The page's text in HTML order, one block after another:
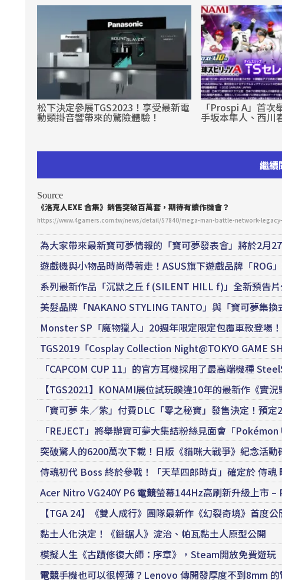
松下決定參展TGS2023！享受最新電
動頸掛音響帶來的驚險體驗！
「Prospi A」首次
手坂本隼人、西川
繼續
Source
《洛克人EXE 合集》銷售突破百萬套，期待有續作機會？
https://www.4gamers.com.tw/news/detail/57840/mega-man-battle-network-
為大家帶來最新寶可夢情報的「寶可夢發表會」將於2月
遊戲機與小物品時尚帶著走！ASUS旗下遊戲品牌「ROG
系列最新作品「沉默之丘 f (SILENT HILL f)」全新預告
美髮品牌「NAKANO STYLING TANTO」與「寶可夢集
Monster SP「魔物獵人」20週年限定限定包覆車款登場
TGS2019「Cosplay Collection Night@TOKYO GAME
「CAPCOM CUP 11」的官方耳機採用了最高端機種
【TGS2021】KONAMI展位試玩睽違10年的最新作《實況
「寶可夢 朱／紫」付費DLC「零之秘寶」發售決定！預定
「REJECT」將舉辦寶可夢大集結粉絲見面會「
突破驚人的6200萬次下載！日版《貓咪大戰爭》紀念活動
侍魂初代 Boss 終於參戰！「天草四郎時貞」確定於 侍魂
Acer Nitro VG240Y P6電競螢幕144Hz高刷新升級上市 –
【TGA 24】《雙人成行》團隊最新作《幻裂奇境》首度
黏土人化決定！《鏈鋸人》淀治、帕瓦黏土人原型公開
模擬人生《古蹟修復大師：序章》，Steam開放免費遊玩
電競手機也可以很輕薄？Lenovo 傳開發厚度不到8mm 的